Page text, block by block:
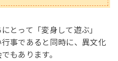
とって「変身して遊ぶ」
事であると同時に、異文化
もあります。